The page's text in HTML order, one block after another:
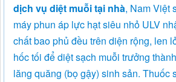
dịch vụ diệt muỗi tại nhà, Nam Việt
máy phun áp lực hạt siêu nhỏ ULV
chất bao phủ đều trên diện rộng, len
hốc tối để diệt sạch muỗi trưởng
lăng quăng (bọ gậy) sinh sản. Thuốc